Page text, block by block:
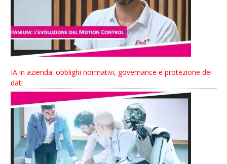
IA in azienda: obblighi normativi, governance e protezione dei
dati